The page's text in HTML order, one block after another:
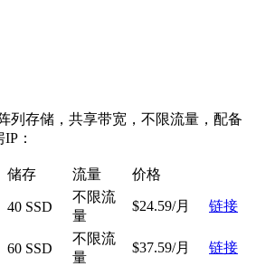
列存储，共享带宽，不限流量，配备
：
储存 流量 价格
40 SSD
不限流
量
$24.59/月 链接
60 SSD
不限流
量
$37.59/月 链接